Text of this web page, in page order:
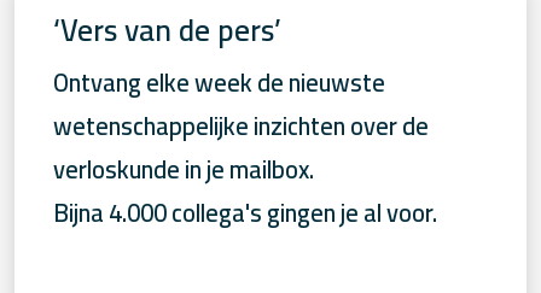
‘Vers van de pers’
Ontvang elke week de nieuwste
wetenschappelijke inzichten over de
verloskunde in je mailbox.
Bijna 4.000 collega's gingen je al voor.